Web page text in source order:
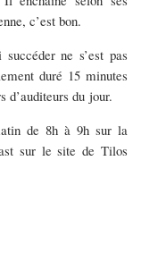
c’est bon.
ne s’est pas
duré 15 minutes
d’auditeurs du jour.
de 8h à 9h sur la
sur le site deTilos